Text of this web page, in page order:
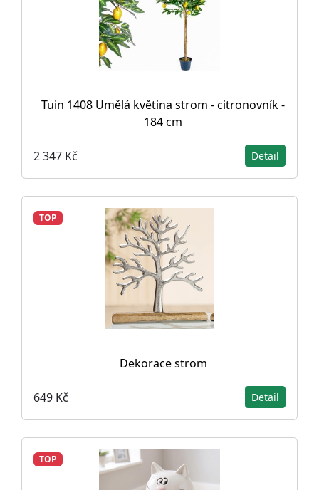
Tuin 1408 Umělá květina strom - citronovník -
184 cm
2 347 Kč Detail
TOP
Dekorace strom
649 Kč Detail
TOP